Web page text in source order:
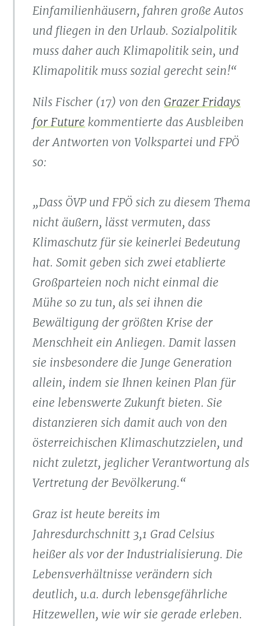
Einfamilienhäusern, fahren große Autos
und fliegen in den Urlaub. Sozialpolitik
muss daher auch Klimapolitik sein, und
Klimapolitik muss sozial gerecht sein!“
Nils Fischer (17) von den Grazer Fridays
for Future kommentierte das Ausbleiben
der Antworten von Volkspartei und FPÖ
so:
„Dass ÖVP und FPÖ sich zu diesem Thema
nicht äußern, lässt vermuten, dass
Klimaschutz für sie keinerlei Bedeutung
hat. Somit geben sich zwei etablierte
Großparteien noch nicht einmal die
Mühe so zu tun, als sei ihnen die
Bewältigung der größten Krise der
Menschheit ein Anliegen. Damit lassen
sie insbesondere die Junge Generation
allein, indem sie Ihnen keinen Plan für
eine lebenswerte Zukunft bieten. Sie
distanzieren sich damit auch von den
österreichischen Klimaschutzzielen, und
nicht zuletzt, jeglicher Verantwortung als
Vertretung der Bevölkerung.“
Graz ist heute bereits im
Jahresdurchschnitt 3,1 Grad Celsius
heißer als vor der Industrialisierung. Die
Lebensverhältnisse verändern sich
deutlich, u.a. durch lebensgefährliche
Hitzewellen, wie wir sie gerade erleben.